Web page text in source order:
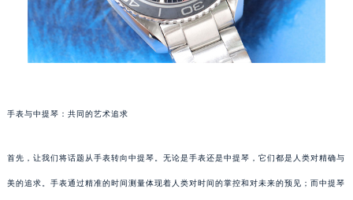
手表与中提琴：共同的艺术追求
首先，让我们将话题从手表转向中提琴。无论是手表还是中提琴，它们都是人类对精确与
美的追求。手表通过精准的时间测量体现着人类对时间的掌控和对未来的预见；而中提琴